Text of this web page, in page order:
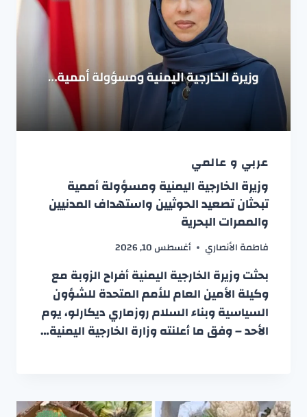
عربي و عالمي
وزيرة الخارجية اليمنية ومسؤولة أممية
تبحثان تصعيد الحوثيين واستهداف المدنيين
والممرات البحرية
فاطمة الأنصاري أغسطس 10, 2026
بحثت وزيرة الخارجية اليمنية أفراح الزوبة مع
وكيلة الأمين العام للأمم المتحدة للشؤون
السياسية وبناء السلام روزماري ديكارلو، يوم
الأحد – وفق ما أعلنته وزارة الخارجية اليمنية…